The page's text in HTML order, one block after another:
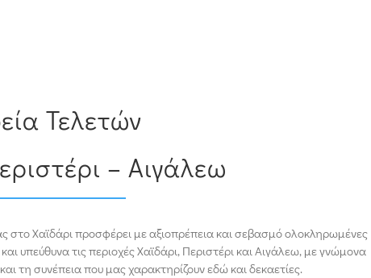
Τελετών
– Αιγάλεω
Χαϊδάρι προσφέρει με αξιοπρέπεια και σεβασμό ολοκληρωμένες
υπεύθυνα τις περιοχές Χαϊδάρι, Περιστέρι και Αιγάλεω, με γνώμονα
τη συνέπεια που μας χαρακτηρίζουν εδώ και δεκαετίες.